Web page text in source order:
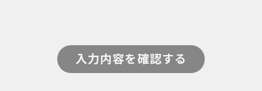
情報）を指します。
・第2条（個人情報の収集方法）